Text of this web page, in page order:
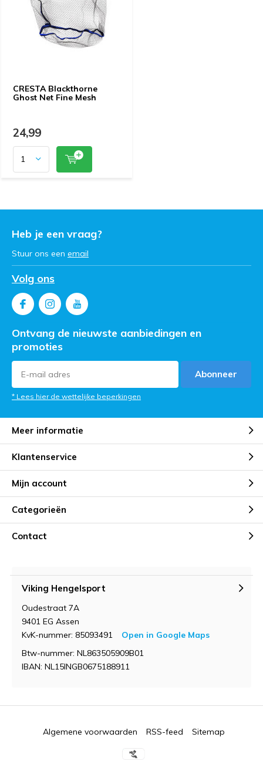
CRESTA Blackthorne
Ghost Net Fine Mesh
24,99
Heb je een vraag?
Stuur ons een email
Volg ons
Ontvang de nieuwste aanbiedingen en
promoties
Abonneer
* Lees hier de wettelijke beperkingen
Meer informatie
Klantenservice
Mijn account
Categorieën
Contact
Viking Hengelsport
Oudestraat 7A
9401 EG Assen
KvK-nummer: 85093491
Open in Google Maps
Btw-nummer: NL863505909B01
IBAN: NL15INGB0675188911
Algemene voorwaarden RSS-feed Sitemap